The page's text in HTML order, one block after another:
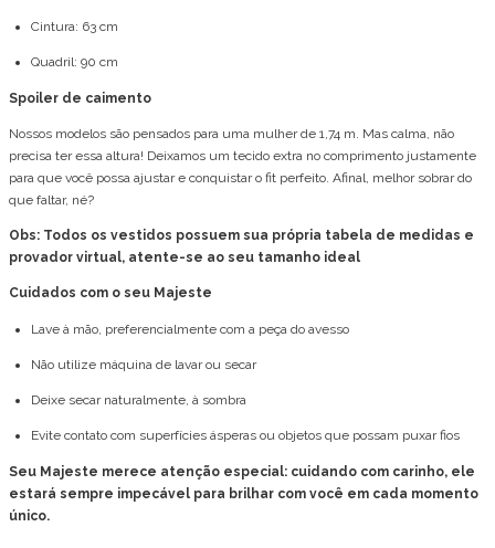
Cintura: 63 cm
Quadril: 90 cm
Spoiler de caimento
Nossos modelos são pensados para uma mulher de 1,74 m. Mas calma, não
precisa ter essa altura! Deixamos um tecido extra no comprimento justamente
para que você possa ajustar e conquistar o fit perfeito. Afinal, melhor sobrar do
que faltar, né?
Obs: Todos os vestidos possuem sua própria tabela de medidas e
provador virtual, atente-se ao seu tamanho ideal
Cuidados com o seu Majeste
Lave à mão, preferencialmente com a peça do avesso
Não utilize máquina de lavar ou secar
Deixe secar naturalmente, à sombra
Evite contato com superfícies ásperas ou objetos que possam puxar fios
Seu Majeste merece atenção especial: cuidando com carinho, ele
estará sempre impecável para brilhar com você em cada momento
único.